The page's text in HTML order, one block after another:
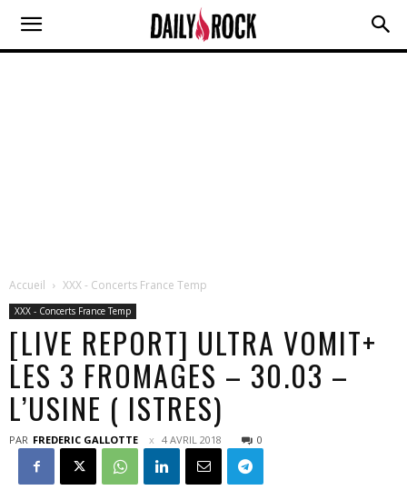
Accueil XXX - Concerts France Temp
XXX - Concerts France Temp
[LIVE REPORT] ULTRA VOMIT+
LES 3 FROMAGES – 30.03 –
L’USINE ( ISTRES)
PAR FREDERIC GALLOTTE 4 AVRIL 2018 0